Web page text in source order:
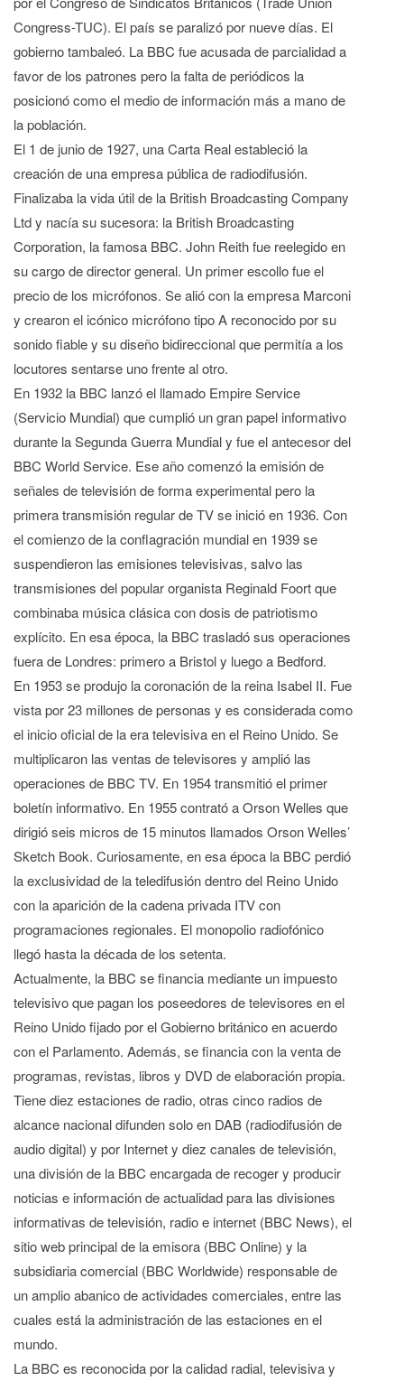
Congress-TUC). El país se paralizó por nueve días. El
gobierno tambaleó. La BBC fue acusada de parcialidad a
favor de los patrones pero la falta de periódicos la
posicionó como el medio de información más a mano de
la población.
El 1 de junio de 1927, una Carta Real estableció la
creación de una empresa pública de radiodifusión.
Finalizaba la vida útil de la British Broadcasting Company
Ltd y nacía su sucesora: la British Broadcasting
Corporation, la famosa BBC. John Reith fue reelegido en
su cargo de director general. Un primer escollo fue el
precio de los micrófonos. Se alió con la empresa Marconi
y crearon el icónico micrófono tipo A reconocido por su
sonido fiable y su diseño bidireccional que permitía a los
locutores sentarse uno frente al otro.
En 1932 la BBC lanzó el llamado Empire Service
(Servicio Mundial) que cumplió un gran papel informativo
durante la Segunda Guerra Mundial y fue el antecesor del
BBC World Service. Ese año comenzó la emisión de
señales de televisión de forma experimental pero la
primera transmisión regular de TV se inició en 1936. Con
el comienzo de la conflagración mundial en 1939 se
suspendieron las emisiones televisivas, salvo las
transmisiones del popular organista Reginald Foort que
combinaba música clásica con dosis de patriotismo
explícito. En esa época, la BBC trasladó sus operaciones
fuera de Londres: primero a Bristol y luego a Bedford.
En 1953 se produjo la coronación de la reina Isabel II. Fue
vista por 23 millones de personas y es considerada como
el inicio oficial de la era televisiva en el Reino Unido. Se
multiplicaron las ventas de televisores y amplió las
operaciones de BBC TV. En 1954 transmitió el primer
boletín informativo. En 1955 contrató a Orson Welles que
dirigió seis micros de 15 minutos llamados Orson Welles’
Sketch Book. Curiosamente, en esa época la BBC perdió
la exclusividad de la teledifusión dentro del Reino Unido
con la aparición de la cadena privada ITV con
programaciones regionales. El monopolio radiofónico
llegó hasta la década de los setenta.
Actualmente, la BBC se financia mediante un impuesto
televisivo que pagan los poseedores de televisores en el
Reino Unido fijado por el Gobierno británico en acuerdo
con el Parlamento. Además, se financia con la venta de
programas, revistas, libros y DVD de elaboración propia.
Tiene diez estaciones de radio, otras cinco radios de
alcance nacional difunden solo en DAB (radiodifusión de
audio digital) y por Internet y diez canales de televisión,
una división de la BBC encargada de recoger y producir
noticias e información de actualidad para las divisiones
informativas de televisión, radio e internet (BBC News), el
sitio web principal de la emisora (BBC Online) y la
subsidiaria comercial (BBC Worldwide) responsable de
un amplio abanico de actividades comerciales, entre las
cuales está la administración de las estaciones en el
mundo.
La BBC es reconocida por la calidad radial, televisiva y